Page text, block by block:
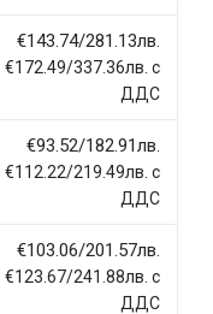
€143.74/281.13лв.
€172.49/337.36лв. с
ДДС
€93.52/182.91лв.
€112.22/219.49лв. с
ДДС
€103.06/201.57лв.
€123.67/241.88лв. с
ДДС